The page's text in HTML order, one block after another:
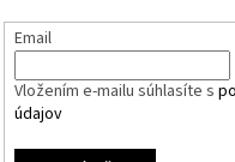
Email
Vložením e-mailu súhlasíte s
údajov